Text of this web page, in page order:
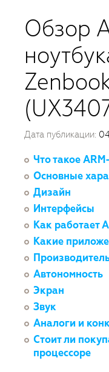
Обзор
Дата публикации:
Что такое
Основные
Дизайн
Интерфейсы
Как работает
Какие
Автономность
Экран
Звук
Аналоги и
Стоит ли
процессоре